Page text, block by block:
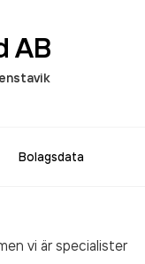
AB
Bolagsdata
vi är specialister